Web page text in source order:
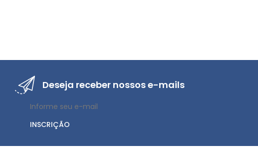
Deseja receber nossos e-mails
INSCRIÇÃO